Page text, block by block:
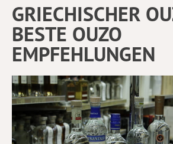
GRIECHISCHER
BESTE OUZO
EMPFEHLUNGEN